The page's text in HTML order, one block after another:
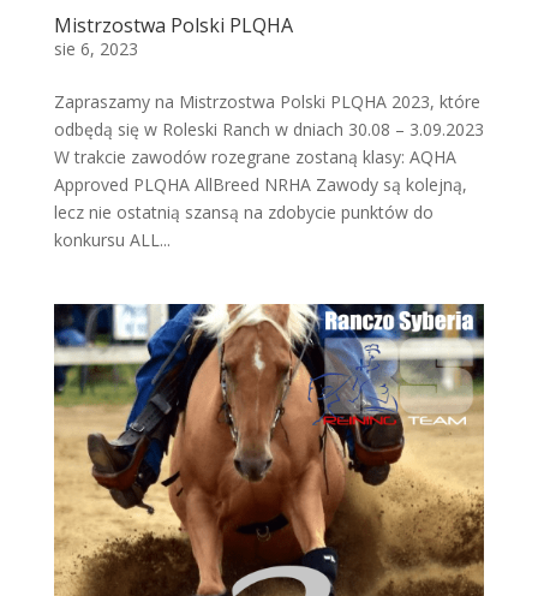
Mistrzostwa Polski PLQHA
sie 6, 2023
Zapraszamy na Mistrzostwa Polski PLQHA 2023, które
odbędą się w Roleski Ranch w dniach 30.08 – 3.09.2023
W trakcie zawodów rozegrane zostaną klasy: AQHA
Approved PLQHA AllBreed NRHA Zawody są kolejną,
lecz nie ostatnią szansą na zdobycie punktów do
konkursu ALL...